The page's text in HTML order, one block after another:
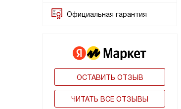
Официальная гарантия
ОСТАВИТЬ ОТЗЫВ
ЧИТАТЬ ВСЕ ОТЗЫВЫ